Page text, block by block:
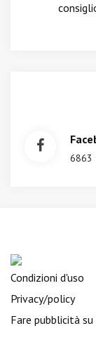
6863
Condizioni d'uso
Privacy/policy
Fare pubblicità